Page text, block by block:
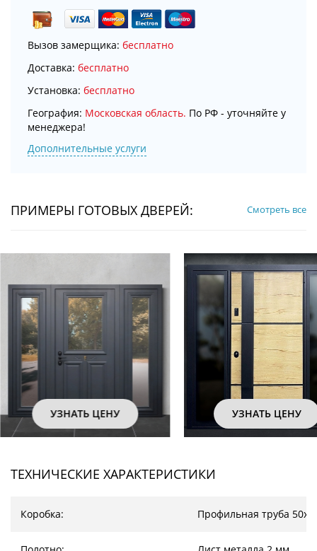
Вызов замерщика: бесплатно
Доставка: бесплатно
Установка: бесплатно
География: Московская область. По РФ - уточняйте у
менеджера!
Дополнительные услуги
ПРИМЕРЫ ГОТОВЫХ ДВЕРЕЙ: Смотреть все
УЗНАТЬ ЦЕНУ УЗНАТЬ
ТЕХНИЧЕСКИЕ ХАРАКТЕРИСТИКИ
Коробка: Профильная труба